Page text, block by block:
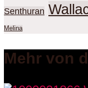
Senthuran
Melina
Mehr von